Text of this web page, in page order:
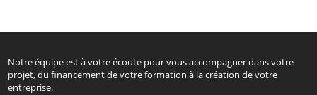
Notre équipe est à votre écoute pour vous accompagner dans votre
projet, du financement de votre formation à la création de votre
entreprise.